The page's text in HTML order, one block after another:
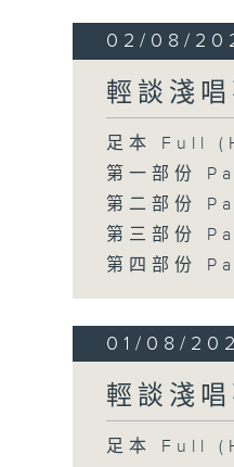
02/08/
輕談淺
足本 Full
第一部份
第二部份
第三部份
第四部份
01/08/
輕談淺
足本 Full